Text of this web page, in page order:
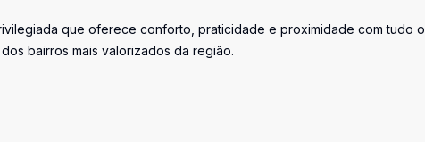
que oferece conforto, praticidade e proximidade com tudo o
bairros mais valorizados da região.